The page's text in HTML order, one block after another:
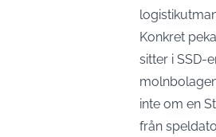
Konkret
sitter i SSD-
inte om en
från